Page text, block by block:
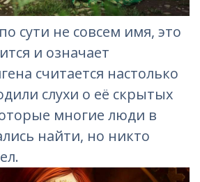
сути не совсем имя, это
и означает
считается настолько
слухи о её скрытых
многие люди в
найти, но никто